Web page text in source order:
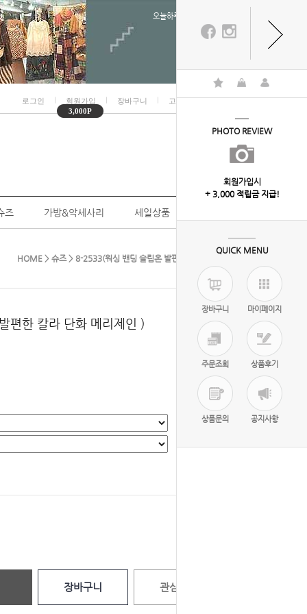
오늘하루 열지않음
로그인
회원가입
3,000P
장바구니 고객센터 ㅣ
즈 가방&악세사리 세일상품
HOME > 슈즈> 8-2533(워싱 밴딩 슬립온 발편한 칼라 단화 메리제인 )
편한 칼라 단화 메리제인 )
장바구니 관심상품
PHOTO REVIEW
회원가입시
+ 3,000 적립금 지급!
QUICK MENU
장바구니 마이페이지
주문조회 상품후기
상품문의 공지사항